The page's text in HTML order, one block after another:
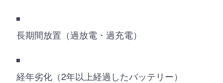
長期間放置（過放電・過充電）
経年劣化（2年以上経過したバッテリー）